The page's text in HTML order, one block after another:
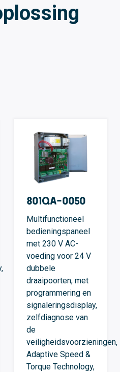
801QA-0050
Multifunctioneel
bedieningspaneel
met 230 V AC-
voeding voor 24 V
dubbele
draaipoorten, met
programmering en
signaleringsdisplay,
zelfdiagnose van
de
veiligheidsvoorzieningen,
Adaptive Speed ​​&
Torque Technology,